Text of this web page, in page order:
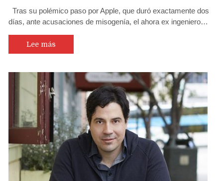
Tras su polémico paso por Apple, que duró exactamente dos
días, ante acusaciones de misogenía, el ahora ex ingeniero…
Lee más